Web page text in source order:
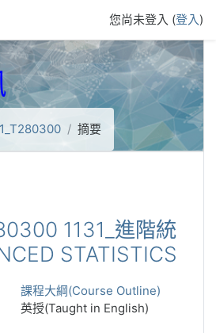
您尚未登入 (登入)
摘要
1131_進階統
STATISTICS
課程大綱(Course Outline)
英授(Taught in English)